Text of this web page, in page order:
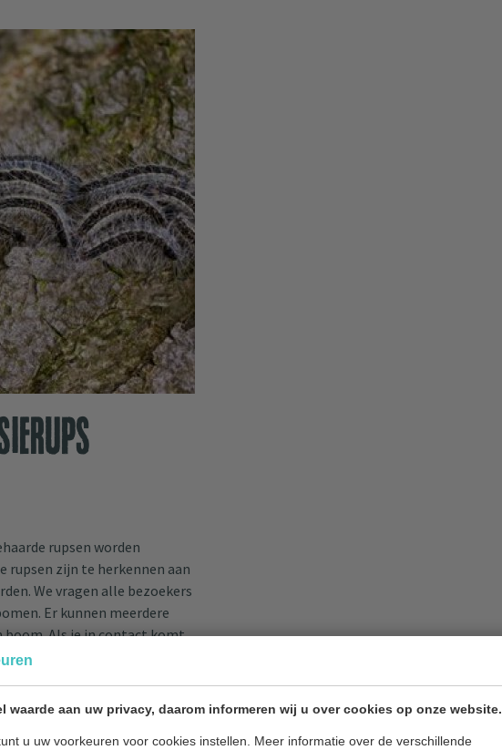
waarde aan uw privacy, daarom informeren wij u over cookies op onze website.
u uw voorkeuren voor cookies instellen. Meer informatie over de verschillende
rupsen worden
rupsen zijn te herkennen aan
We vragen alle bezoekers
Er kunnen meerdere
boom. Als je in contact komt
jeuk, huiduitslag, irritatie